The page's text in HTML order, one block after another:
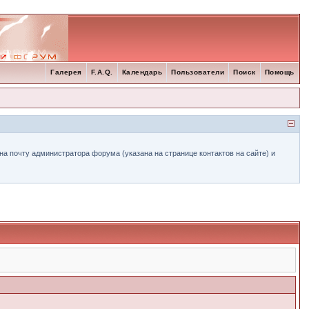
Помощь
Поиск
Пользователи
Календарь
F.A.Q.
Галерея
администратора форума (указана на странице контактов на сайте) и